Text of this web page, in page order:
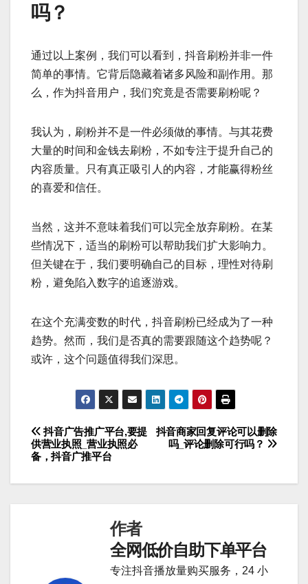
吗？
通过以上案例，我们可以看到，抖音刷粉并非一件
简单的事情。它背后隐藏着诸多风险和副作用。那
么，作为抖音用户，我们究竟是否需要刷粉呢？
我认为，刷粉并不是一件必须做的事情。与其花费
大量的时间和金钱去刷粉，不如专注于提升自己的
内容质量。只有真正吸引人的内容，才能赢得粉丝
的喜爱和信任。
当然，这并不意味着我们可以完全放弃刷粉。在某
些情况下，适当的刷粉可以帮助我们扩大影响力。
但关键在于，我们要明确自己的目标，理性对待刷
粉，避免陷入数字的追逐游戏。
在这个充满变数的时代，抖音刷粉已经成为了一种
趋势。然而，我们是否真的需要跟随这个趋势呢？
或许，这个问题值得我们深思。
文
章
抖音商家回复评论可以删除
吗_评论删除可行吗？
抖音广告推广平台,要提
供营业执照_营业执照必
备，抖音广推平台
作者
全网低价自助下单平台
专注抖音播放量购买服务，24 小